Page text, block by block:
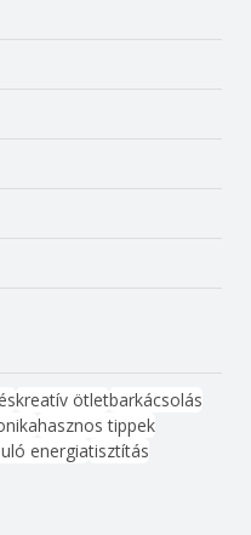
kreatív ötletbarkácsolás
hasznos tippek
energiatisztítás